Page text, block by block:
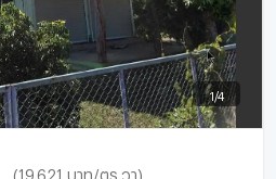
1 /4
(19,621 บาท/ตร.วา)